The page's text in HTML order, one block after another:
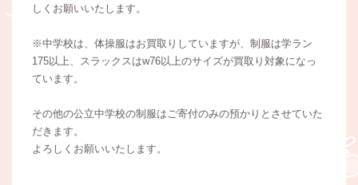
しくお願いいたします。
※中学校は、体操服はお買取りしていますが、制服は学ラン
175以上、スラックスはw76以上のサイズが買取り対象になっ
ています。
その他の公立中学校の制服はご寄付のみの預かりとさせていた
だきます。
よろしくお願いいたします。